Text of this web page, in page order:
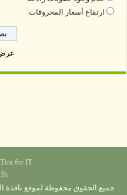
ارتفاع أسعار المحروقات
عرض
Tira for IT
جميع الحقوق محفوظة لموقع نافذة